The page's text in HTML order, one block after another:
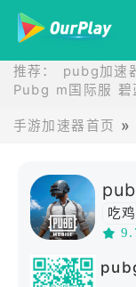
推荐： pubg加速
Pubg m国际服 碧
手游加速器首页
吃鸡
动作
高